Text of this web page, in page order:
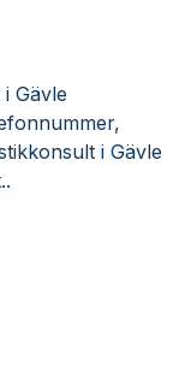
Gävle
i Gävle